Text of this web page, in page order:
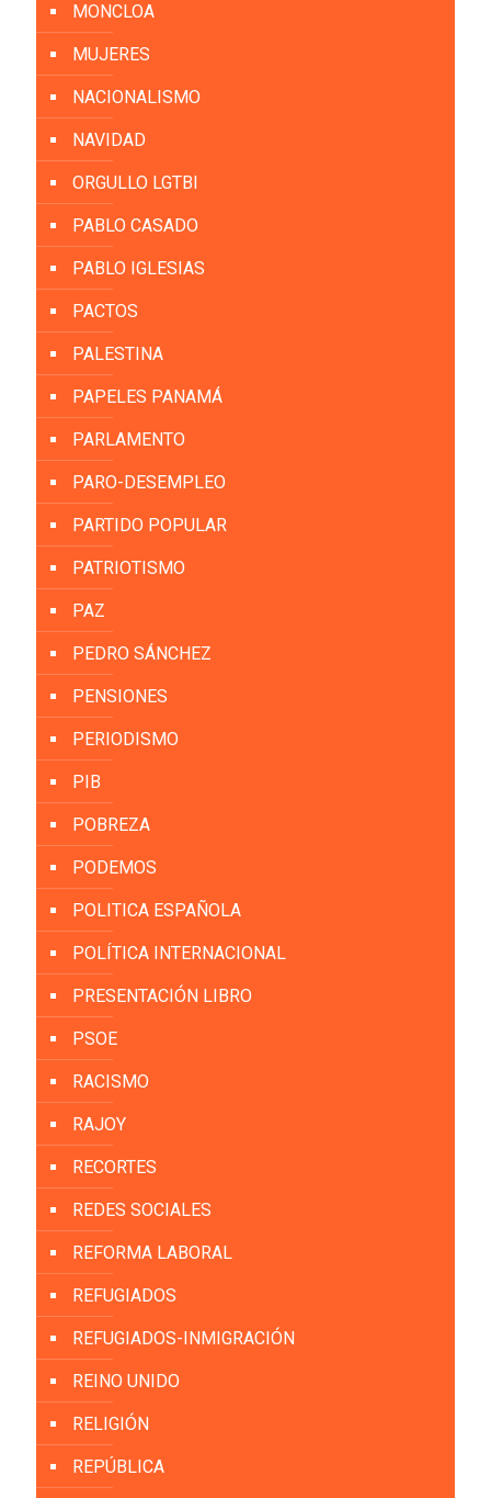
MONCLOA
MUJERES
NACIONALISMO
NAVIDAD
ORGULLO LGTBI
PABLO CASADO
PABLO IGLESIAS
PACTOS
PALESTINA
PAPELES PANAMÁ
PARLAMENTO
PARO-DESEMPLEO
PARTIDO POPULAR
PATRIOTISMO
PAZ
PEDRO SÁNCHEZ
PENSIONES
PERIODISMO
PIB
POBREZA
PODEMOS
POLITICA ESPAÑOLA
POLÍTICA INTERNACIONAL
PRESENTACIÓN LIBRO
PSOE
RACISMO
RAJOY
RECORTES
REDES SOCIALES
REFORMA LABORAL
REFUGIADOS
REFUGIADOS-INMIGRACIÓN
REINO UNIDO
RELIGIÓN
REPÚBLICA